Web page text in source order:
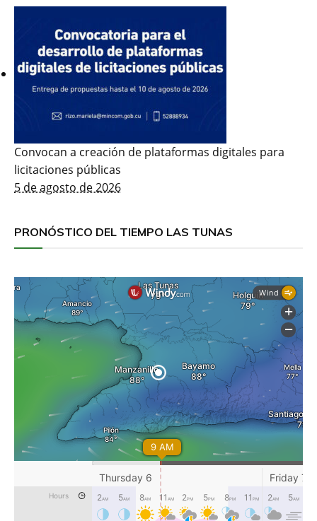
Convocan a creación de plataformas digitales para
licitaciones públicas
5 de agosto de 2026
PRONÓSTICO DEL TIEMPO LAS TUNAS